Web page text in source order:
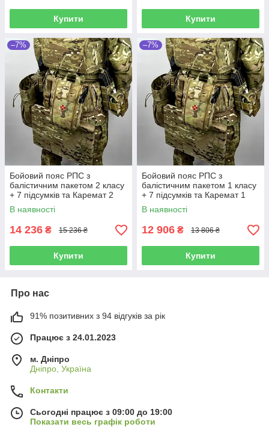
Купити Купити
–7%
Бойовий пояс РПС з
балістичним пакетом 2 класу
+ 7 підсумків та Каремат 2
класу Мультикам
В наявності
14 236 ₴ 15 236 ₴
Купити
–7%
Бойовий пояс РПС з
балістичним пакетом 1 класу
+ 7 підсумків та Каремат 1
класу Мультикам
В наявності
12 906 ₴ 13 806 ₴
Купити
Про нас
91% позитивних з 94 відгуків за рік
Працює з 24.01.2023
м. Дніпро
Дніпро, Україна
Контакти
Сьогодні працює з 09:00 до 19:00
Показати весь графік роботи